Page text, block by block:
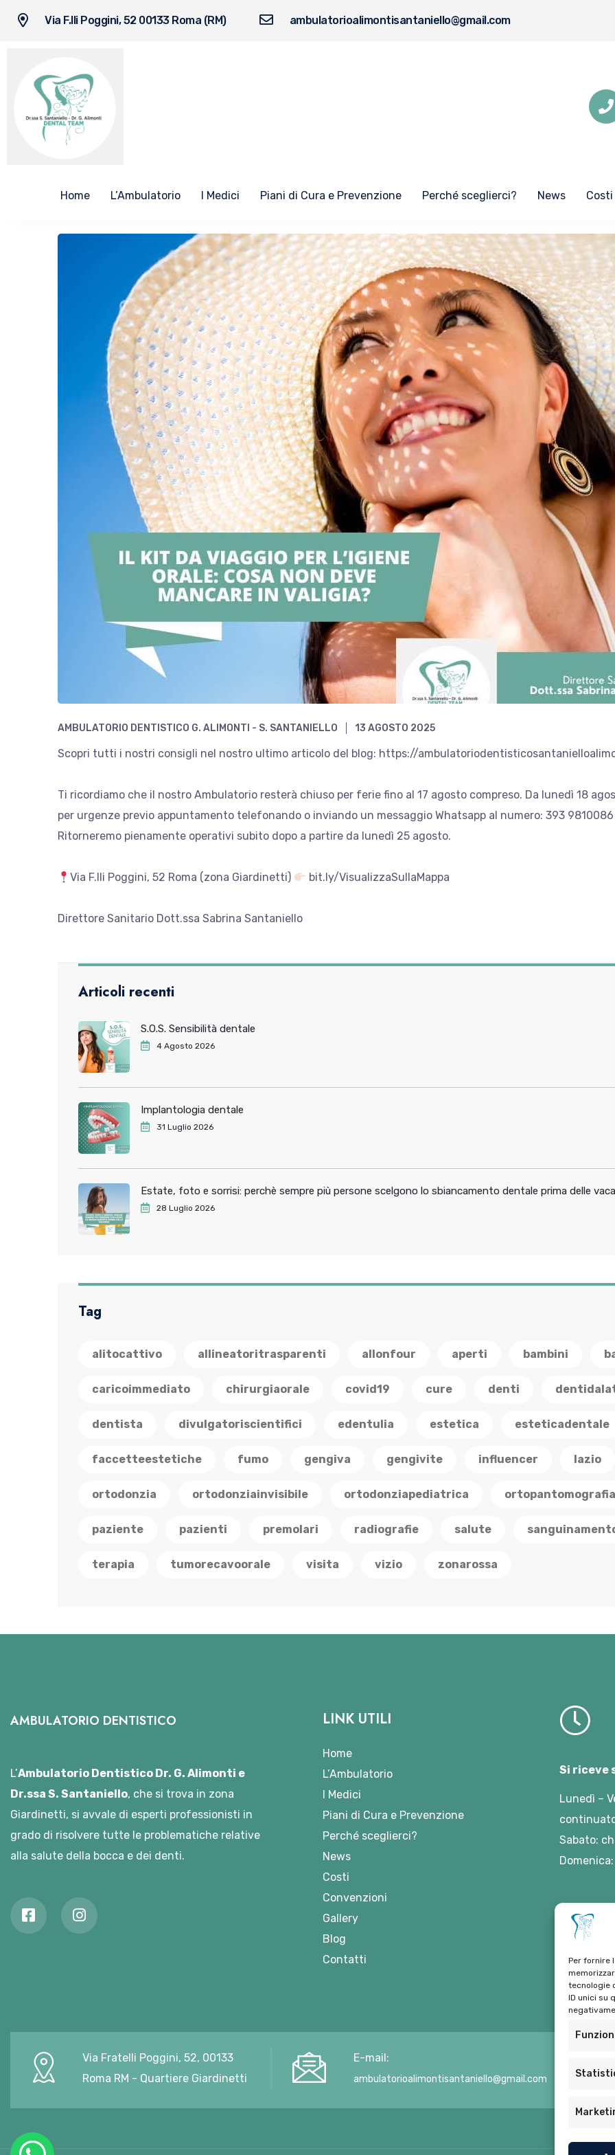
Per fornire
tecnologie
ID unici su
Via F.lli Poggini, 52 00133 Roma (RM) ambulatorioalimontisantaniello@gmail.com
Home L’Ambulatorio I Medici Piani di Cura e Prevenzione Perché sceglierci? News Costi
AMBULATORIO DENTISTICO G. ALIMONTI - S. SANTANIELLO 13 AGOSTO 2025
Scopri tutti i nostri consigli nel nostro ultimo articolo del blog: https://
Ti ricordiamo che il nostro Ambulatorio resterà chiuso per ferie fino al 17 agosto compreso. Da lunedì 18
per urgenze previo appuntamento telefonando o inviando un messaggio Whatsapp al numero: 393
Ritorneremo pienamente operativi subito dopo a partire da lunedì 25 agosto.
Via F.lli Poggini, 52 Roma (zona Giardinetti) bit.ly/VisualizzaSullaMappa
Direttore Sanitario Dott.ssa Sabrina Santaniello
Articoli recenti
S.O.S. Sensibilità dentale
4 Agosto 2026
Implantologia dentale
31 Luglio 2026
Estate, foto e sorrisi: perchè sempre più persone scelgono lo sbiancamento dentale prima delle
28 Luglio 2026
Tag
alitocattivo allineatoritrasparenti allonfour aperti bambini
caricoimmediato chirurgiaorale covid19 cure denti
dentista divulgatoriscientifici edentulia estetica esteticadentale
faccetteestetiche fumo gengiva gengivite influencer lazio
ortodonzia ortodonziainvisibile ortodonziapediatrica ortopantomografia
paziente pazienti premolari radiografie salute
terapia tumorecavoorale visita vizio zonarossa
AMBULATORIO DENTISTICO
L’Ambulatorio Dentistico Dr. G. Alimonti e
Dr.ssa S. Santaniello, che si trova in zona
Giardinetti, si avvale di esperti professionisti in
grado di risolvere tutte le problematiche relative
alla salute della bocca e dei denti.
LINK UTILI
Home
L’Ambulatorio
I Medici
Piani di Cura e Prevenzione
Perché sceglierci?
News
Costi
Convenzioni
Gallery
Blog
Contatti
Si riceve
Lunedì –
Sabato:
Via Fratelli Poggini, 52, 00133
Roma RM - Quartiere Giardinetti
E-mail:
ambulatorioalimontisantaniello@gmail.com